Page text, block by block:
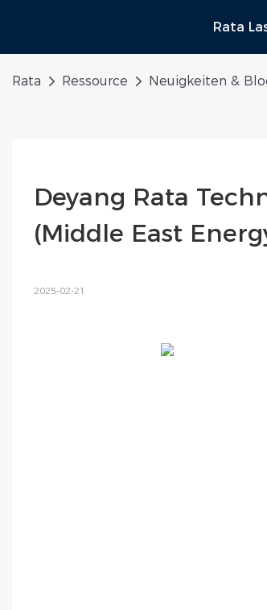
Rata
Rata Ressource Neuigkeiten &
Deyang Rata
(Middle East
2025-02-21